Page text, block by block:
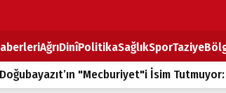
AğrıDinîPolitikaSağlıkSporTaziye
Doğubayazıt’ın "Mecburiyet"i İsim